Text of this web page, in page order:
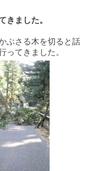
きました。
ぶさる木を切ると話
ってきました。